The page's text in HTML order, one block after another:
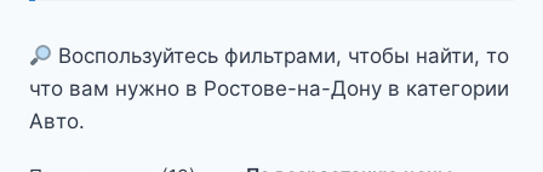
Воспользуйтесь фильтрами, чтобы найти, то
что вам нужно в Ростове-на-Дону в категории
Авто.